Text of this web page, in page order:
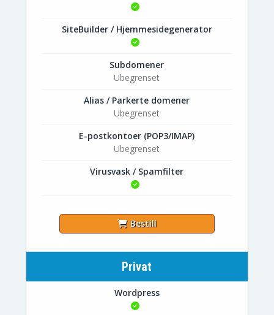
SiteBuilder / Hjemmesidegenerator
Subdomener
Ubegrenset
Alias / Parkerte domener
Ubegrenset
E-postkontoer (POP3/IMAP)
Ubegrenset
Virusvask / Spamfilter
Bestill
Privat
Wordpress